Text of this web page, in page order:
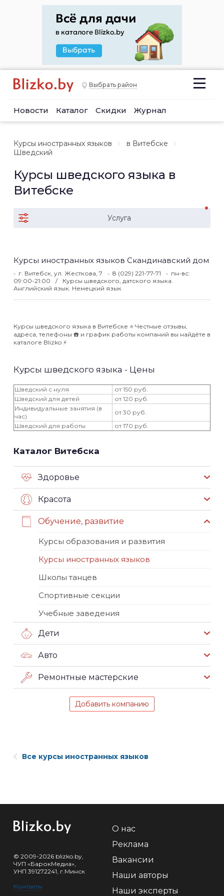
Выбрать район
Новости Каталог Скидки Журнал
Курсы иностранных языков
в Витебске
Шведский
Курсы шведского языка в
Витебске
Услуга
Курсы иностранных языков Скандинавский дом
г. Витебск, ул. Жесткова, 7 8 (029) 221-77-71
пн-вс:
09:00-21:00
Курсы шведского, датского языка.
Английский язык. Немецкий язык
Курсы шведского языка в Витебске ⭐️ Честные отзывы,
адреса, телефоны ☎️ и график работы компаний вы найдёте в
каталоге Blizko ⚡️
Курсы шведского языка - Цены
Шведский с нуля
от 150 руб.
Шведский для детей
от 120 руб.
Индивидуальные занятия (в
час)
от 30 руб.
Шведский для работы
от 170 руб.
Каталог Витебска
Здоровье
Красота
Обучение, развитие
Курсы образования и развития
Курсы иностранных языков
Школы танцев
Спортивные секции
Учебные заведения
Дети
Авто
Ремонтные мастерские
Добавить компанию
Все курсы иностранных языков
© 2009-2026 blizko.by,
ЧУП «БарокМедиа»,
УНП 391272241, г.Минск
Контакты
О нас
Реклама
Вакансии
Наши авторы
Наши эксперты